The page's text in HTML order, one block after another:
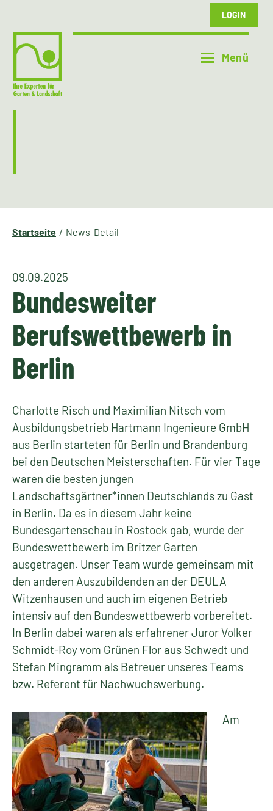
LOGIN
Startseite News-Detail
09.09.2025
Bundesweiter
Berufswettbewerb in
Berlin
Charlotte Risch und Maximilian Nitsch vom
Ausbildungsbetrieb Hartmann Ingenieure GmbH
aus Berlin starteten für Berlin und Brandenburg
bei den Deutschen Meisterschaften. Für vier Tage
waren die besten jungen
Landschaftsgärtner*innen Deutschlands zu Gast
in Berlin. Da es in diesem Jahr keine
Bundesgartenschau in Rostock gab, wurde der
Bundeswettbewerb im Britzer Garten
ausgetragen. Unser Team wurde gemeinsam mit
den anderen Auszubildenden an der DEULA
Witzenhausen und auch im eigenen Betrieb
intensiv auf den Bundeswettbewerb vorbereitet.
In Berlin dabei waren als erfahrener Juror Volker
Schmidt-Roy vom Grünen Flor aus Schwedt und
Stefan Mingramm als Betreuer unseres Teams
bzw. Referent für Nachwuchswerbung.
Am